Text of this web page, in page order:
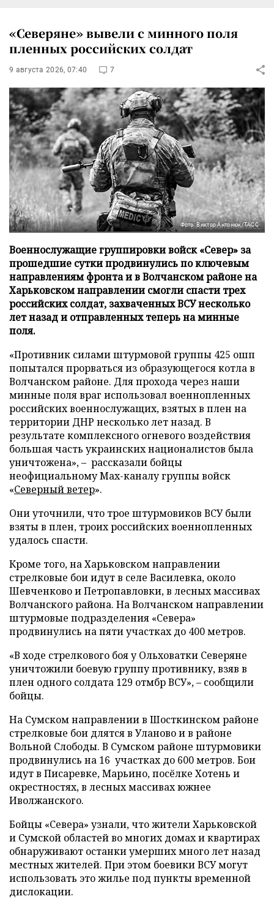
«Северяне» вывели с минного поля
пленных российских солдат
9 августа 2026, 07:40 7
Фото: Виктор Антонюк/ТАСС
Военнослужащие группировки войск «Север» за
прошедшие сутки продвинулись по ключевым
направлениям фронта и в Волчанском районе на
Харьковском направлении смогли спасти трех
российских солдат, захваченных ВСУ несколько
лет назад и отправленных теперь на минные
поля.
«Противник силами штурмовой группы 425 ошп
попытался прорваться из образующегося котла в
Волчанском районе. Для прохода через наши
минные поля враг использовал военнопленных
российских военнослужащих, взятых в плен на
территории ДНР несколько лет назад. В
результате комплексного огневого воздействия
большая часть украинских националистов была
уничтожена», – рассказали бойцы
неофициальному Max-каналу группы войск
«Северный ветер».
Они уточнили, что трое штурмовиков ВСУ были
взяты в плен, троих российских военнопленных
удалось спасти.
Кроме того, на Харьковском направлении
стрелковые бои идут в селе Василевка, около
Шевченково и Петропавловки, в лесных массивах
Волчанского района. На Волчанском направлении
штурмовые подразделения «Севера»
продвинулись на пяти участках до 400 метров.
«В ходе стрелкового боя у Ольховатки Северяне
уничтожили боевую группу противнику, взяв в
плен одного солдата 129 отмбр ВСУ», – сообщили
бойцы.
На Сумском направлении в Шосткинском районе
стрелковые бои длятся в Уланово и в районе
Вольной Слободы. В Сумском районе штурмовики
продвинулись на 16 участках до 600 метров. Бои
идут в Писаревке, Марьино, посёлке Хотень и
окрестностях, в лесных массивах южнее
Иволжанского.
Бойцы «Севера» узнали, что жители Харьковской
и Сумской областей во многих домах и квартирах
обнаруживают останки умерших много лет назад
местных жителей. При этом боевики ВСУ могут
использовать это жилье под пункты временной
дислокации.